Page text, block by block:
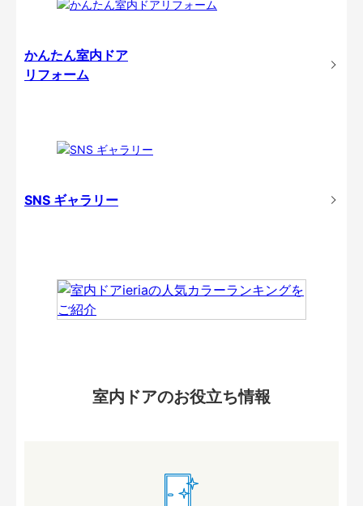
かんたん室内ドア
リフォーム
SNS ギャラリー
室内ドアのお役立ち情報